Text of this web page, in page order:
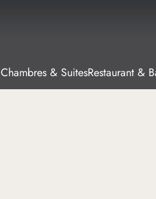
Chambres & SuitesRestaurant &